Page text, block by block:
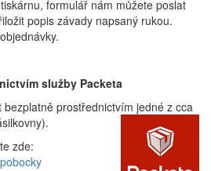
formulář nám můžete poslat
popis závady napsaný rukou.
služby Packeta
prostřednictvím jedné z cca
zde: